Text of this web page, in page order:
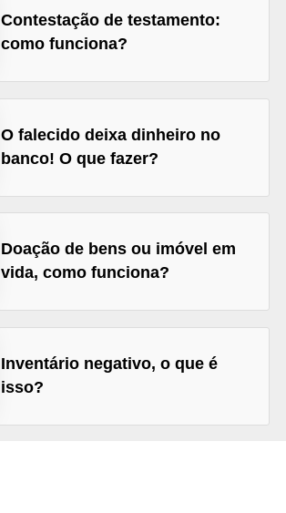
Contestação de testamento:
como funciona?
O falecido deixa dinheiro no
banco! O que fazer?
Doação de bens ou imóvel em
vida, como funciona?
Inventário negativo, o que é
isso?